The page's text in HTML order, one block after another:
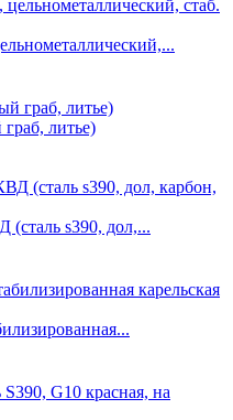
литье)
s390, дол,...